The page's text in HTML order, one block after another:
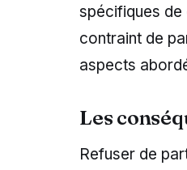
spécifiques de
contraint de
aspects
Les
Refuser de